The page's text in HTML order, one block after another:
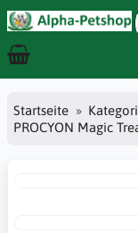
Startseite
PROCYON Magic